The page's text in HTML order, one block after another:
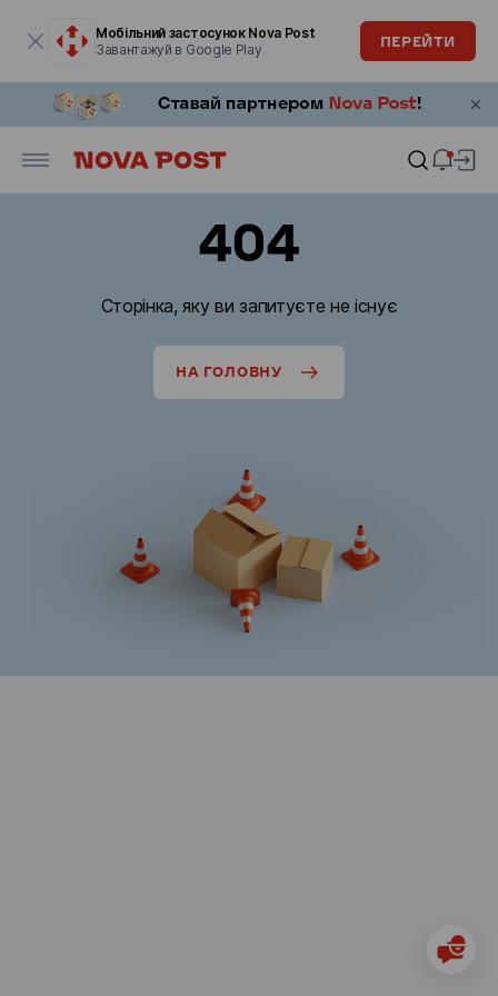
Мобільний застосунок Nova Post
Завантажуй в Google Play
ПЕРЕЙТИ
404
Сторінка, яку ви запитуєте не існує
НА ГОЛОВНУ